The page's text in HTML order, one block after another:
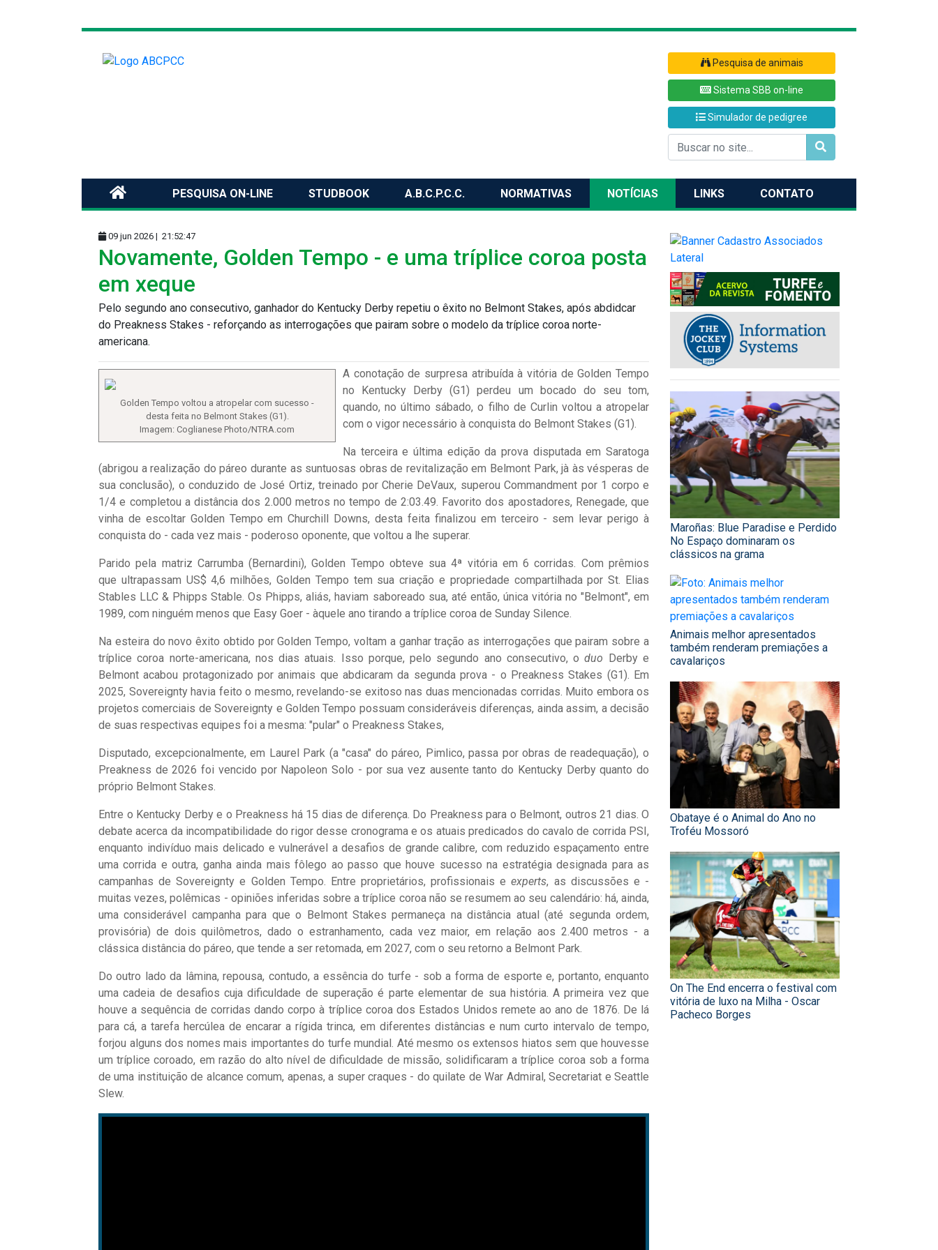
Pesquisa de animais
Sistema SBB on-line
Simulador de pedigree
PESQUISA ON-LINE STUDBOOK A.B.C.P.C.C. NORMATIVAS NOTÍCIAS LINKS CONTATO
09 jun 2026 | 21:52:47
Novamente, Golden Tempo - e uma tríplice coroa posta
em xeque
Pelo segundo ano consecutivo, ganhador do Kentucky Derby repetiu o êxito no Belmont Stakes, após abdidcar
do Preakness Stakes - reforçando as interrogações que pairam sobre o modelo da tríplice coroa norte-
americana.
Golden Tempo voltou a atropelar com sucesso -
desta feita no Belmont Stakes (G1).
Imagem: Coglianese Photo/NTRA.com
A conotação de surpresa atribuída à vitória de Golden Tempo
no Kentucky Derby (G1) perdeu um bocado do seu tom,
quando, no último sábado, o filho de Curlin voltou a atropelar
com o vigor necessário à conquista do Belmont Stakes (G1).
Na terceira e última edição da prova disputada em Saratoga
(abrigou a realização do páreo durante as suntuosas obras de revitalização em Belmont Park, jà às vésperas de
sua conclusão), o conduzido de José Ortiz, treinado por Cherie DeVaux, superou Commandment por 1 corpo e
1/4 e completou a distância dos 2.000 metros no tempo de 2:03.49. Favorito dos apostadores, Renegade, que
vinha de escoltar Golden Tempo em Churchill Downs, desta feita finalizou em terceiro - sem levar perigo à
conquista do - cada vez mais - poderoso oponente, que voltou a lhe superar.
Parido pela matriz Carrumba (Bernardini), Golden Tempo obteve sua 4ª vitória em 6 corridas. Com prêmios
que ultrapassam US$ 4,6 milhões, Golden Tempo tem sua criação e propriedade compartilhada por St. Elias
Stables LLC & Phipps Stable. Os Phipps, aliás, haviam saboreado sua, até então, única vitória no "Belmont", em
1989, com ninguém menos que Easy Goer - àquele ano tirando a tríplice coroa de Sunday Silence.
Na esteira do novo êxito obtido por Golden Tempo, voltam a ganhar tração as interrogações que pairam sobre a
tríplice coroa norte-americana, nos dias atuais. Isso porque, pelo segundo ano consecutivo, oduo Derby e
Belmont acabou protagonizado por animais que abdicaram da segunda prova - o Preakness Stakes (G1). Em
2025, Sovereignty havia feito o mesmo, revelando-se exitoso nas duas mencionadas corridas. Muito embora os
projetos comerciais de Sovereignty e Golden Tempo possuam consideráveis diferenças, ainda assim, a decisão
de suas respectivas equipes foi a mesma: "pular" o Preakness Stakes,
Disputado, excepcionalmente, em Laurel Park (a "casa" do páreo, Pimlico, passa por obras de readequação), o
Preakness de 2026 foi vencido por Napoleon Solo - por sua vez ausente tanto do Kentucky Derby quanto do
próprio Belmont Stakes.
Entre o Kentucky Derby e o Preakness há 15 dias de diferença. Do Preakness para o Belmont, outros 21 dias. O
debate acerca da incompatibilidade do rigor desse cronograma e os atuais predicados do cavalo de corrida PSI,
enquanto indivíduo mais delicado e vulnerável a desafios de grande calibre, com reduzido espaçamento entre
uma corrida e outra, ganha ainda mais fôlego ao passo que houve sucesso na estratégia designada para as
campanhas de Sovereignty e Golden Tempo. Entre proprietários, profissionais eexperts, as discussões e -
muitas vezes, polêmicas - opiniões inferidas sobre a tríplice coroa não se resumem ao seu calendário: há, ainda,
uma considerável campanha para que o Belmont Stakes permaneça na distância atual (até segunda ordem,
provisória) de dois quilômetros, dado o estranhamento, cada vez maior, em relação aos 2.400 metros - a
clássica distância do páreo, que tende a ser retomada, em 2027, com o seu retorno a Belmont Park.
Do outro lado da lâmina, repousa, contudo, a essência do turfe - sob a forma de esporte e, portanto, enquanto
uma cadeia de desafios cuja dificuldade de superação é parte elementar de sua história. A primeira vez que
houve a sequência de corridas dando corpo à tríplice coroa dos Estados Unidos remete ao ano de 1876. De lá
para cá, a tarefa hercúlea de encarar a rígida trinca, em diferentes distâncias e num curto intervalo de tempo,
forjou alguns dos nomes mais importantes do turfe mundial. Até mesmo os extensos hiatos sem que houvesse
um tríplice coroado, em razão do alto nível de dificuldade de missão, solidificaram a tríplice coroa sob a forma
de uma instituição de alcance comum, apenas, a super craques - do quilate de War Admiral, Secretariat e Seattle
Slew.
Maroñas: Blue Paradise e Perdido
No Espaço dominaram os
clássicos na grama
Animais melhor apresentados
também renderam premiações a
cavalariços
Obataye é o Animal do Ano no
Troféu Mossoró
On The End encerra o festival com
vitória de luxo na Milha - Oscar
Pacheco Borges